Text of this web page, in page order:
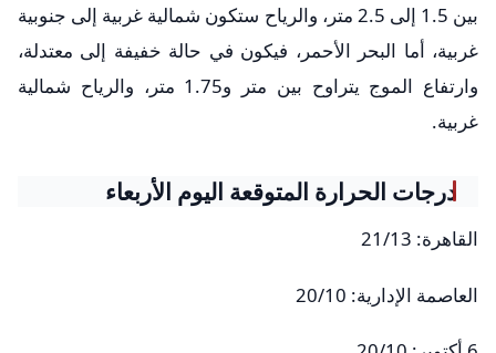
بين 1.5 إلى 2.5 متر، والرياح ستكون شمالية غربية إلى جنوبية
غربية، أما البحر الأحمر، فيكون في حالة خفيفة إلى معتدلة،
وارتفاع الموج يتراوح بين متر و1.75 متر، والرياح شمالية
غربية.
درجات الحرارة المتوقعة اليوم الأربعاء
القاهرة: 21/13
العاصمة الإدارية: 20/10